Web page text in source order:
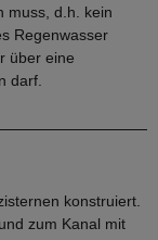
muss, d.h. kein
Regenwasser
über eine
darf.
konstruiert.
zum Kanal mit